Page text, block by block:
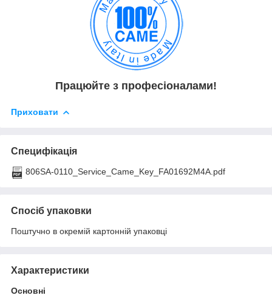
Працюйте з професіоналами!
Приховати
Специфікація
806SA-0110_Service_Came_Key_FA01692M4A.pdf
Спосіб упаковки
Поштучно в окремій картонній упаковці
Характеристики
Основні